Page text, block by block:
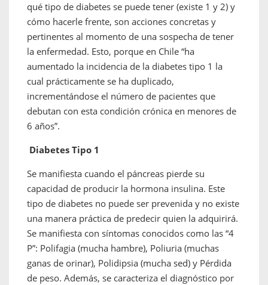
qué tipo de diabetes se puede tener (existe 1 y 2) y
cómo hacerle frente, son acciones concretas y
pertinentes al momento de una sospecha de tener
la enfermedad. Esto, porque en Chile “ha
aumentado la incidencia de la diabetes tipo 1 la
cual prácticamente se ha duplicado,
incrementándose el número de pacientes que
debutan con esta condición crónica en menores de
6 años”.
Diabetes Tipo 1
Se manifiesta cuando el páncreas pierde su
capacidad de producir la hormona insulina. Este
tipo de diabetes no puede ser prevenida y no existe
una manera práctica de predecir quien la adquirirá.
Se manifiesta con síntomas conocidos como las “4
P”: Polifagia (mucha hambre), Poliuria (muchas
ganas de orinar), Polidipsia (mucha sed) y Pérdida
de peso. Además, se caracteriza el diagnóstico por